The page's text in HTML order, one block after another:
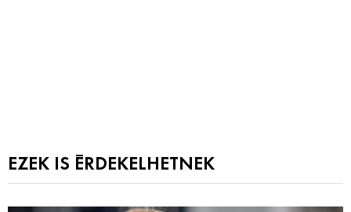
EZEK IS ÉRDEKELHETNEK